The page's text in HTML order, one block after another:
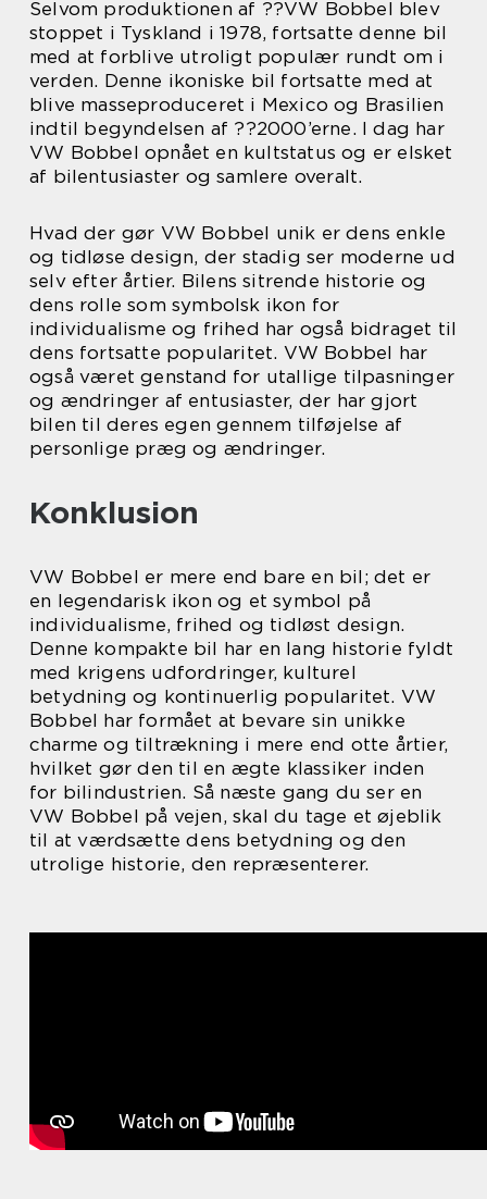
Selvom produktionen af ??VW Bobbel blev
stoppet i Tyskland i 1978, fortsatte denne bil
med at forblive utroligt populær rundt om i
verden. Denne ikoniske bil fortsatte med at
blive masseproduceret i Mexico og Brasilien
indtil begyndelsen af ??2000’erne. I dag har
VW Bobbel opnået en kultstatus og er elsket
af bilentusiaster og samlere overalt.
Hvad der gør VW Bobbel unik er dens enkle
og tidløse design, der stadig ser moderne ud
selv efter årtier. Bilens sitrende historie og
dens rolle som symbolsk ikon for
individualisme og frihed har også bidraget til
dens fortsatte popularitet. VW Bobbel har
også været genstand for utallige tilpasninger
og ændringer af entusiaster, der har gjort
bilen til deres egen gennem tilføjelse af
personlige præg og ændringer.
Konklusion
VW Bobbel er mere end bare en bil; det er
en legendarisk ikon og et symbol på
individualisme, frihed og tidløst design.
Denne kompakte bil har en lang historie fyldt
med krigens udfordringer, kulturel
betydning og kontinuerlig popularitet. VW
Bobbel har formået at bevare sin unikke
charme og tiltrækning i mere end otte årtier,
hvilket gør den til en ægte klassiker inden
for bilindustrien. Så næste gang du ser en
VW Bobbel på vejen, skal du tage et øjeblik
til at værdsætte dens betydning og den
utrolige historie, den repræsenterer.